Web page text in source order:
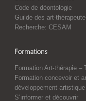
Code de déontologie
Guilde des art-
Recherche: CESAM
Formations
Formation Art-thérapie –
Formation concevoir et
développement artistique
S’informer et découvrir